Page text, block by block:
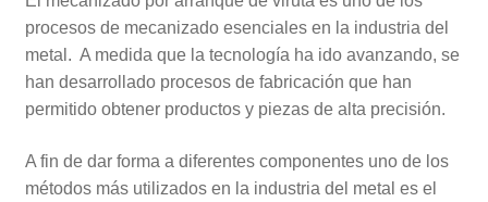
procesos de mecanizado esenciales en la industria del
metal. A medida que la tecnología ha ido avanzando, se
han desarrollado procesos de fabricación que han
permitido obtener productos y piezas de alta precisión.
A fin de dar forma a diferentes componentes uno de los
métodos más utilizados en la industria del metal es el